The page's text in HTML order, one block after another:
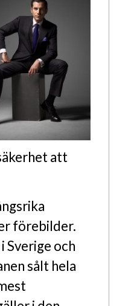
att
förebilder.
Sverige och
sålt hela